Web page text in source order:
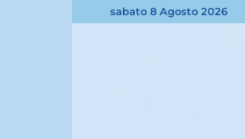
sabato 8 Agosto 2026